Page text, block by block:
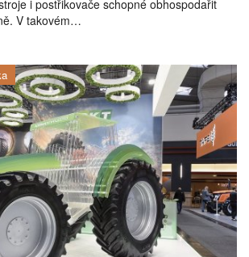
i postřikovače schopné obhospodařit
V takovém…